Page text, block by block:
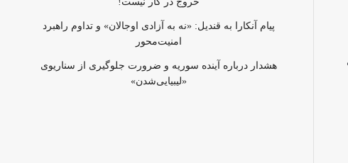
پیام آنکارا به قندیل: «نه به آزادی اوجالان» و تداوم راهبرد
امنیت‌محور
هشدار درباره آینده سوریه و ضرورت جلوگیری از سناریوی
«لیبیایی‌شدن»